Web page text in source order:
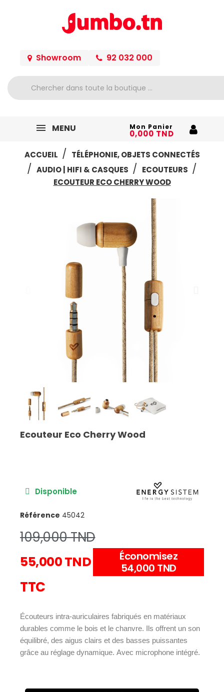
Showroom 92 032 000
MENU Mon Panier
0,000 TND
ACCUEIL
TÉLÉPHONIE, OBJETS CONNECTÉS
AUDIO | HIFI & CASQUES
ECOUTEURS
ECOUTEUR ECO CHERRY WOOD
Ecouteur Eco Cherry Wood
Disponible
Référence 45042
109,000 TND
55,000 TND
Économisez
54,000 TND
TTC
Écouteurs intra-auriculaires fabriqués en matériaux
durables comme le bois et le chanvre. Ils offrent un son
équilibré, des aigus clairs et des basses puissantes
grâce au réglage dynamique. Avec microphone intégré.